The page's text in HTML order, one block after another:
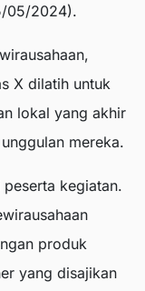
05/2024).
X dilatih untuk
lokal yang akhir
mereka.
kegiatan.
produk
yang disajikan